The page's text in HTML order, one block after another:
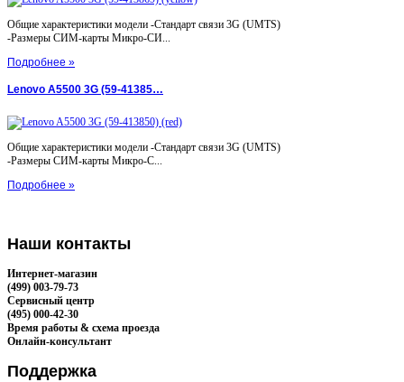
Общие характеристики модели -Стандарт связи 3G (UMTS)
-Размеры СИМ-карты Микро-СИ...
Подробнее »
Lenovo A5500 3G (59-41385…
Общие характеристики модели -Стандарт связи 3G (UMTS)
-Размеры СИМ-карты Микро-С...
Подробнее »
Наши контакты
Интернет-магазин
(499) 003-79-73
Сервисный центр
(495) 000-42-30
Время работы & схема проезда
Онлайн-консультант
Поддержка